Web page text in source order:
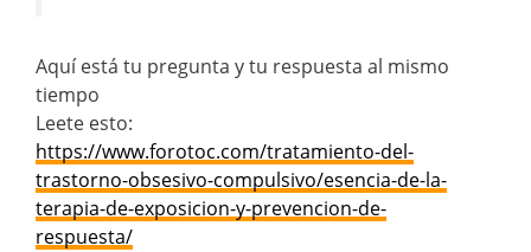
Aquí está tu pregunta y tu respuesta al mismo
tiempo
Leete esto:
https://www.forotoc.com/tratamiento-del-
trastorno-obsesivo-compulsivo/esencia-de-la-
terapia-de-exposicion-y-prevencion-de-
respuesta/